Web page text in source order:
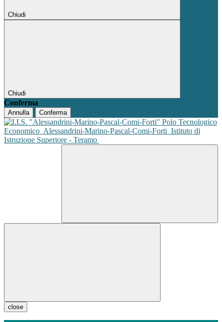
Chiudi
Chiudi
Conferma
Annulla Conferma
Polo Tecnologico
Economico Alessandrini-Marino-Pascal-Comi-Forti Istituto di
Istruzione Superiore - Teramo
close